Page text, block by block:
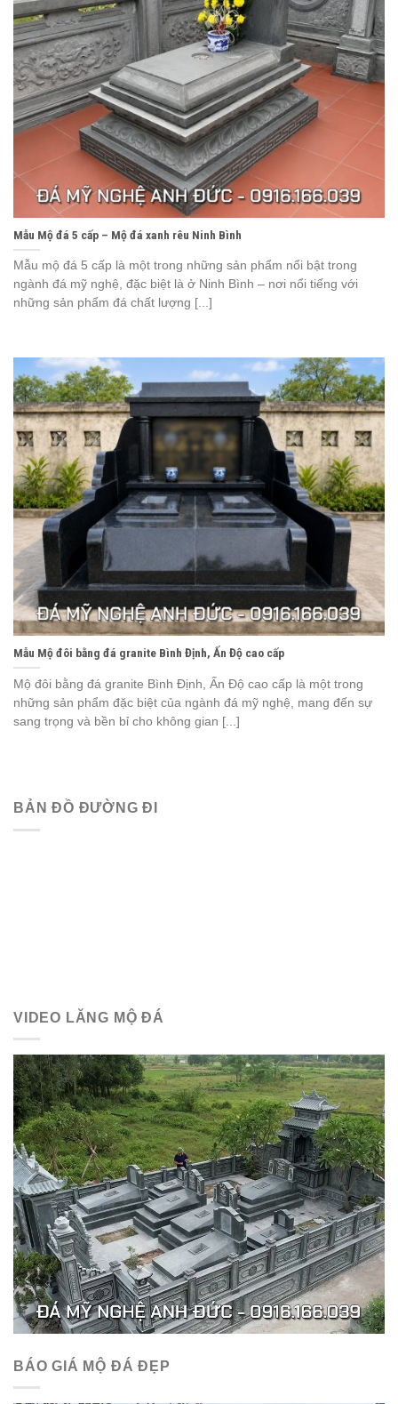
Mẫu Mộ đá 5 cấp – Mộ đá xanh rêu Ninh Bình
Mẫu mộ đá 5 cấp là một trong những sản phẩm nổi bật trong
ngành đá mỹ nghệ, đặc biệt là ở Ninh Bình – nơi nổi tiếng với
những sản phẩm đá chất lượng [...]
Mẫu Mộ đôi bằng đá granite Bình Định, Ấn Độ cao cấp
Mộ đôi bằng đá granite Bình Định, Ấn Độ cao cấp là một trong
những sản phẩm đặc biệt của ngành đá mỹ nghệ, mang đến sự
sang trọng và bền bỉ cho không gian [...]
BẢN ĐỒ ĐƯỜNG ĐI
VIDEO LĂNG MỘ ĐÁ
BÁO GIÁ MỘ ĐÁ ĐẸP